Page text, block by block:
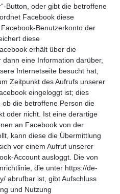
Button, oder gibt die betroffene
Facebook diese
Benutzerkonto der
diese
erhält über die
eine Information darüber,
Internetseite besucht hat,
Zeitpunkt des Aufrufs unserer
eingeloggt ist; dies
die betroffene Person die
oder nicht. Ist eine derartige
an Facebook von der
kann diese die Übermittlung
vor einem Aufruf unserer
Account ausloggt. Die von
die unter https://de-
abrufbar ist, gibt Aufschluss
und Nutzung